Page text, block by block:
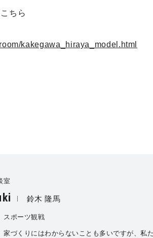
ちら
kakegawa_hiraya_model.html
室
鈴木 隆馬
スポーツ観戦
家づくりにはわからないことも多いですが、私